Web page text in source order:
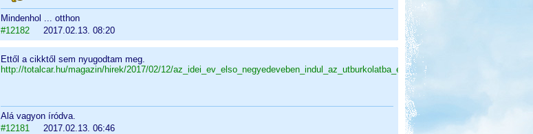
Mindenhol ... otthon
#121822017.02.13. 08:20
Ettől a cikktől sem nyugodtam meg.
http://totalcar.hu/magazin/hirek/2017/02/12/az_idei_ev_elso_negyedeveben_indul_az_utburkolatba_epitett_sulymerok_tesztuzeme/
Alá vagyon íródva.
#121812017.02.13. 06:46